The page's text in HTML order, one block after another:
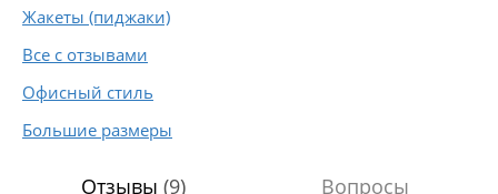
Жакеты (пиджаки)
Все с отзывами
Офисный стиль
Большие размеры
Отзывы (9) Вопросы